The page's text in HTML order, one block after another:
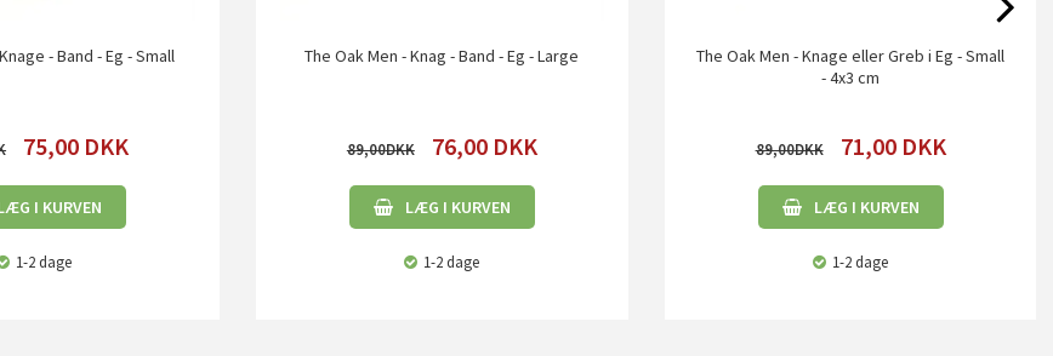
- Band - Eg - Small
75,00 DKK
I KURVEN
1-2 dage
The Oak Men - Knag - Band - Eg - Large
89,00 76,00 DKK
LÆG I KURVEN
1-2 dage
The Oak Men - Knage eller Greb i Eg - Small
- 4x3 cm
89,00 71,00 DKK
LÆG I KURVEN
1-2 dage